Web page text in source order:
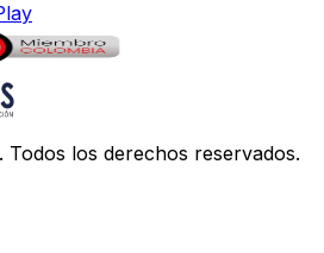
. Todos los derechos reservados.